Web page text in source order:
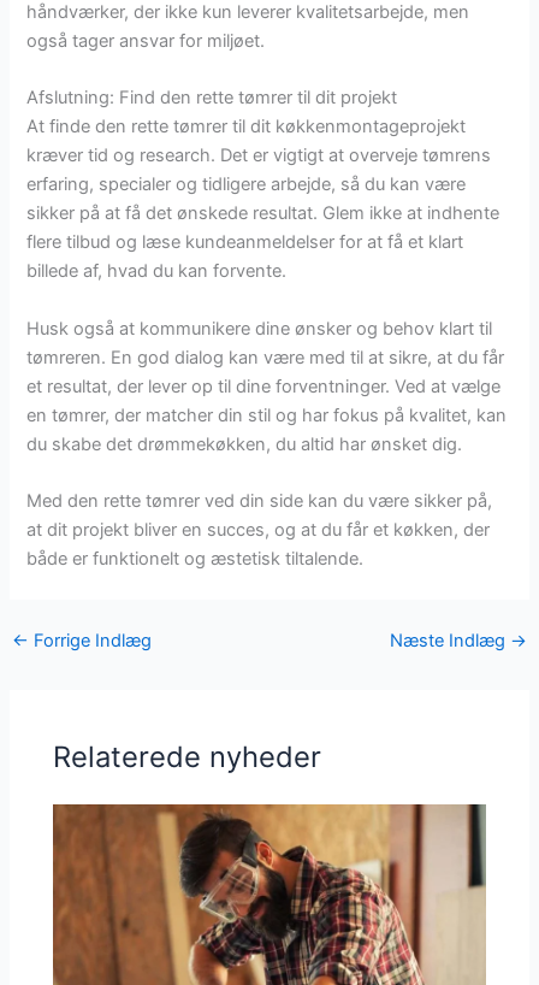
håndværker, der ikke kun leverer kvalitetsarbejde, men
også tager ansvar for miljøet.
Afslutning: Find den rette tømrer til dit projekt
At finde den rette tømrer til dit køkkenmontageprojekt
kræver tid og research. Det er vigtigt at overveje tømrens
erfaring, specialer og tidligere arbejde, så du kan være
sikker på at få det ønskede resultat. Glem ikke at indhente
flere tilbud og læse kundeanmeldelser for at få et klart
billede af, hvad du kan forvente.
Husk også at kommunikere dine ønsker og behov klart til
tømreren. En god dialog kan være med til at sikre, at du får
et resultat, der lever op til dine forventninger. Ved at vælge
en tømrer, der matcher din stil og har fokus på kvalitet, kan
du skabe det drømmekøkken, du altid har ønsket dig.
Med den rette tømrer ved din side kan du være sikker på,
at dit projekt bliver en succes, og at du får et køkken, der
både er funktionelt og æstetisk tiltalende.
← Forrige Indlæg Næste Indlæg →
Relaterede nyheder